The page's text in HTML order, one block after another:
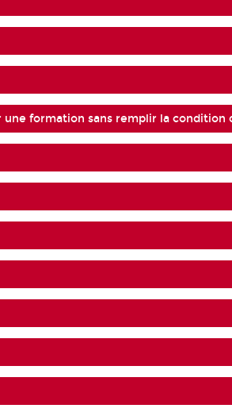
formation sans remplir la condition